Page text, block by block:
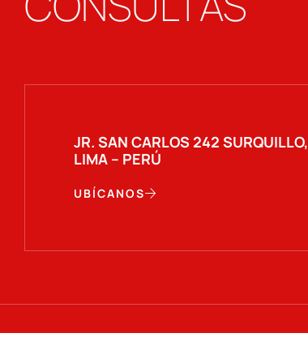
JR. SAN CARLOS 242 SURQUILLO,
LIMA – PERÚ
UBÍCANOS